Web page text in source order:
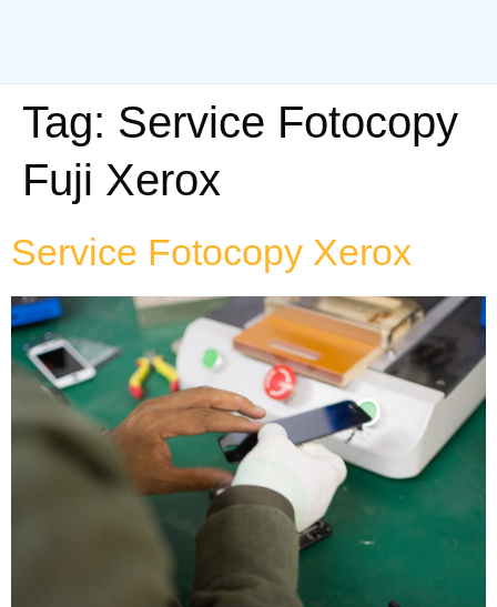
Tag: Service Fotocopy
Fuji Xerox
Service Fotocopy Xerox